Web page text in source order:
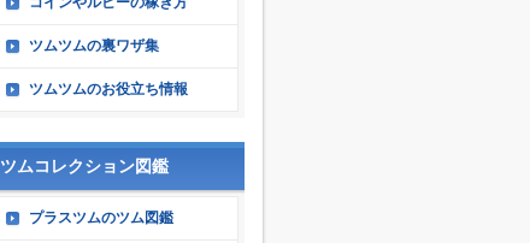
ツムツムの裏ワザ集
ツムツムのお役立ち情報
ツムコレクション図鑑
プラスツムのツム図鑑